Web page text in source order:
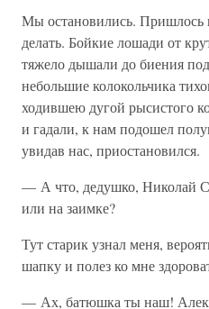
Мы остановились. Пришлось
делать. Бойкие лошади от
тяжело дышали до биения
небольшие колокольчика
ходившею дугой рысистого
и гадали, к нам подошел
увидав нас, приостановился.
— А что, дедушко, Николай
или на заимке?
Тут старик узнал меня,
шапку и полез ко мне
— Ах, батюшка ты наш!